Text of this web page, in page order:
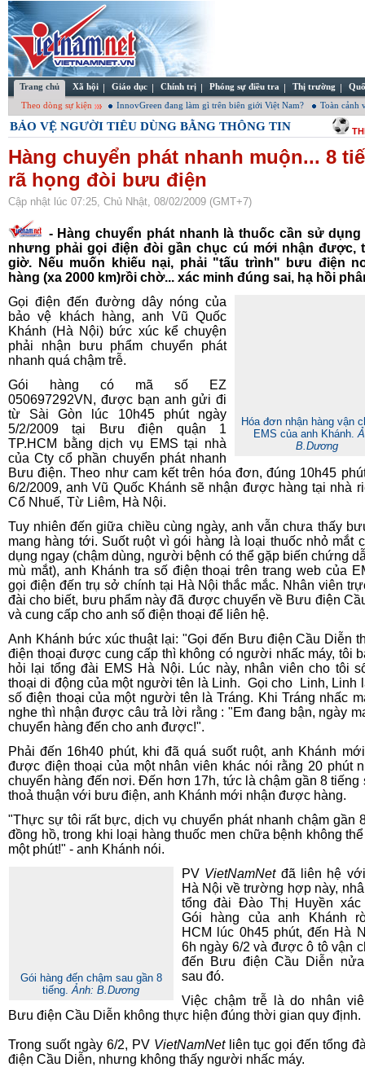
Trang chủ Xã hội Giáo dục Chính trị Phóng sự điều tra Thị trường
Theo dòng sự kiện InnovGreen đang làm gì trên biên giới Việt Nam? Toàn cảnh
BẢO VỆ NGƯỜI TIÊU DÙNG BẰNG THÔNG TIN
Hàng chuyển phát nhanh muộn... 8
rã họng đòi bưu điện
Cập nhật lúc 07:25, Chủ Nhật, 08/02/2009 (GMT+7)
- Hàng chuyển phát nhanh là thuốc cần sử dụng
nhưng phải gọi điện đòi gần chục cú mới nhận được,
giờ. Nếu muốn khiếu nại, phải "tấu trình" bưu điện
hàng (xa 2000 km)rồi chờ... xác minh đúng sai, hạ hồi
Hóa đơn nhận hàng vận
EMS của anh Khánh.
B.Dương
Gọi điện đến đường dây nóng của
bảo vệ khách hàng, anh Vũ Quốc
Khánh (Hà Nội) bức xúc kể chuyện
phải nhận bưu phẩm chuyển phát
nhanh quá chậm trễ.
Gói hàng có mã số EZ
050697292VN, được bạn anh gửi đi
từ Sài Gòn lúc 10h45 phút ngày
5/2/2009 tại Bưu điện quận 1
TP.HCM bằng dịch vụ EMS tại nhà
của Cty cổ phần chuyển phát nhanh
Bưu điện. Theo như cam kết trên hóa đơn, đúng 10h45
6/2/2009, anh Vũ Quốc Khánh sẽ nhận được hàng tại nhà
Cổ Nhuế, Từ Liêm, Hà Nội.
Tuy nhiên đến giữa chiều cùng ngày, anh vẫn chưa thấy
mang hàng tới. Suốt ruột vì gói hàng là loại thuốc nhỏ mắt
dụng ngay (chậm dùng, người bệnh có thể gặp biến chứng
mù mắt), anh Khánh tra số điện thoại trên trang web của
gọi điện đến trụ sở chính tại Hà Nội thắc mắc. Nhân viên
đài cho biết, bưu phẩm này đã được chuyển về Bưu điện
và cung cấp cho anh số điện thoại để liên hệ.
Anh Khánh bức xúc thuật lại: "Gọi đến Bưu điện Cầu Diễn
điện thoại được cung cấp thì không có người nhấc máy, tôi
hỏi lại tổng đài EMS Hà Nội. Lúc này, nhân viên cho tôi
thoại di động của một người tên là Linh. Gọi cho Linh, Linh
số điện thoại của một người tên là Tráng. Khi Tráng nhấc
nghe thì nhận được câu trả lời rằng : "Em đang bận, ngày
chuyển hàng đến cho anh được!".
Phải đến 16h40 phút, khi đã quá suốt ruột, anh Khánh
được điện thoại của một nhân viên khác nói rằng 20 phút
chuyển hàng đến nơi. Đến hơn 17h, tức là chậm gần 8 tiếng
thoả thuận với bưu điện, anh Khánh mới nhận được hàng.
"Thực sự tôi rất bực, dịch vụ chuyển phát nhanh chậm gần
đồng hồ, trong khi loại hàng thuốc men chữa bệnh không
một phút!" - anh Khánh nói.
Gói hàng đến chậm sau gần 8
tiếng.Ảnh: B.Dương
PV VietNamNet đã liên hệ
Hà Nội về trường hợp này,
tổng đài Đào Thị Huyền xác
Gói hàng của anh Khánh
HCM lúc 0h45 phút, đến Hà
6h ngày 6/2 và được ô tô vận
đến Bưu điện Cầu Diễn
sau đó.
Việc chậm trễ là do nhân
Bưu điện Cầu Diễn không thực hiện đúng thời gian quy định.
Trong suốt ngày 6/2, PV VietNamNetliên tục gọi đến tổng
điện Cầu Diễn, nhưng không thấy người nhấc máy.